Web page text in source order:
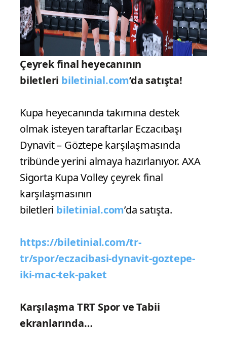
Çeyrek final heyecanının
biletleri biletinial.com’da satışta!
Kupa heyecanında takımına destek
olmak isteyen taraftarlar Eczacıbaşı
Dynavit – Göztepe karşılaşmasında
tribünde yerini almaya hazırlanıyor. AXA
Sigorta Kupa Volley çeyrek final
karşılaşmasının
biletleri biletinial.com’da satışta.
https://biletinial.com/tr-
tr/spor/eczacibasi-dynavit-goztepe-
iki-mac-tek-paket
Karşılaşma TRT Spor ve Tabii
ekranlarında…